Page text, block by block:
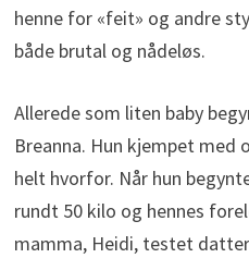
henne for «feit» og andre
både brutal og nådeløs.
Allerede som liten baby
Breanna. Hun kjempet
helt hvorfor. Når hun
rundt 50 kilo og hennes
mamma, Heidi, testet